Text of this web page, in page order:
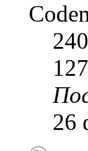
240
26